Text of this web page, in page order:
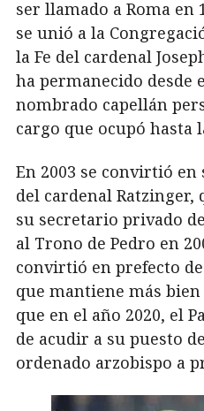
ser llamado a Roma en
se unió a la
la Fe del cardenal
ha permanecido desde
nombrado capellán
cargo que ocupó hasta
En 2003 se convirtió
del cardenal
su secretario privado
al Trono de Pedro en
convirtió en prefecto de
que mantiene más
que en el año 2020, el
de acudir a su puesto
ordenado arzobispo a